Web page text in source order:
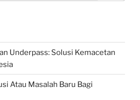
Underpass: Solusi Kemacetan
Atau Masalah Baru Bagi